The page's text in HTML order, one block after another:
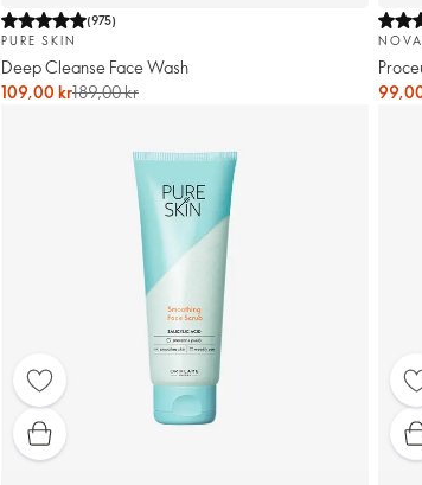
(975)
PURE SKIN
Deep Cleanse Face Wash
109,00 kr189,00 kr